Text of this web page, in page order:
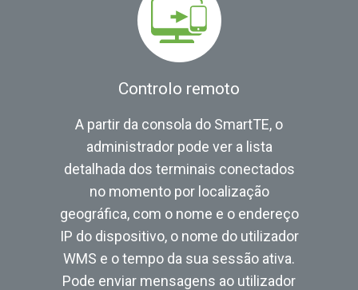
Controlo remoto
A partir da consola do SmartTE, o
administrador pode ver a lista
detalhada dos terminais conectados
no momento por localização
geográfica, com o nome e o endereço
IP do dispositivo, o nome do utilizador
WMS e o tempo da sua sessão ativa.
Pode enviar mensagens ao utilizador